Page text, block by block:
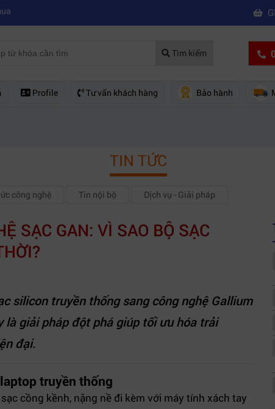
chuyên nghiệp Mua máy quay phim hd giá rẻ nên mua của hãng
Tìm kiếm
Profile Tư vấn khách hàng Bảo hành
TIN TỨC
công nghệ Tin nội bộ Dịch vụ - Giải pháp
SẠC GAN: VÌ SAO BỘ SẠC
silicon truyền thống sang công nghệ Gallium
là giải pháp đột phá giúp tối ưu hóa trải
đại.
truyền thống
cồng kềnh, nặng nề đi kèm với máy tính xách tay